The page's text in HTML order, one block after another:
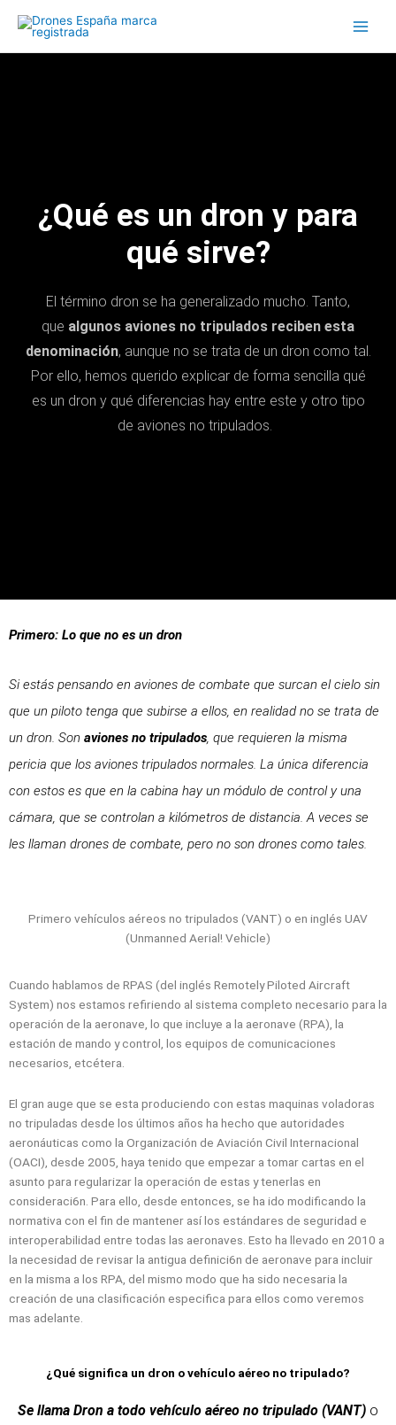
¿Qué es un dron y para
qué sirve?
El término dron se ha generalizado mucho. Tanto,
que algunos aviones no tripulados reciben esta
denominación, aunque no se trata de un dron como tal.
Por ello, hemos querido explicar de forma sencilla qué
es un dron y qué diferencias hay entre este y otro tipo
de aviones no tripulados.
Primero: Lo que no es un dron
Si estás pensando en aviones de combate que surcan el cielo sin
que un piloto tenga que subirse a ellos, en realidad no se trata de
un dron. Son aviones no tripulados, que requieren la misma
pericia que los aviones tripulados normales. La única diferencia
con estos es que en la cabina hay un módulo de control y una
cámara, que se controlan a kilómetros de distancia. A veces se
les llaman drones de combate, pero no son drones como tales.
Primero vehículos aéreos no tripulados (VANT) o en inglés UAV
(Unmanned Aerial! Vehicle)
Cuando hablamos de RPAS (del inglés Remotely Piloted Aircraft
System) nos estamos refiriendo al sistema completo necesario para la
operación de la aeronave, lo que incluye a la aeronave (RPA), la
estación de mando y control, los equipos de comunicaciones
necesarios, etcétera.
El gran auge que se esta produciendo con estas maquinas voladoras
no tripuladas desde los últimos años ha hecho que autoridades
aeronáuticas como la Organización de Aviación Civil Internacional
(OACI), desde 2005, haya tenido que empezar a tomar cartas en el
asunto para regularizar la operación de estas y tenerlas en
consideraci6n. Para ello, desde entonces, se ha ido modificando la
normativa con el fin de mantener así los estándares de seguridad e
interoperabilidad entre todas las aeronaves. Esto ha llevado en 2010 a
la necesidad de revisar la antigua definici6n de aeronave para incluir
en la misma a los RPA, del mismo modo que ha sido necesaria la
creación de una clasificación especifica para ellos como veremos
mas adelante.
¿Qué significa un dron o vehículo aéreo no tripulado?
Se llama Dron a todo vehículo aéreo no tripulado (VANT) o